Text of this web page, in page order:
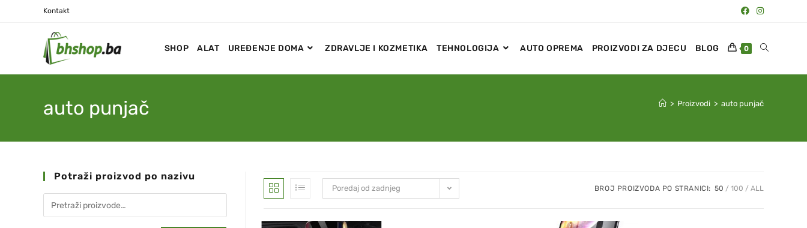
Kontakt
SHOP ALAT UREĐENJE DOMA ZDRAVLJE I KOZMETIKA TEHNOLOGIJA AUTO OPREMA PROIZVODI ZA DJECU BLOG 0
auto punjač > Proizvodi > auto punjač
Poredaj od zadnjeg BROJ PROIZVODA PO STRANICI: 50 100 ALL
Potraži proizvod po nazivu